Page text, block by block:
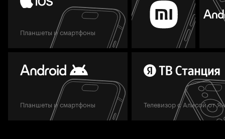
Планшеты и смартфоны
Планшеты и смартфоны Телевизор с Алисой от